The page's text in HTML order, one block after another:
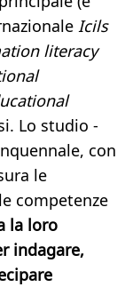
Icils
literacy
Lo studio -
con
le
competenze
la loro
indagare,